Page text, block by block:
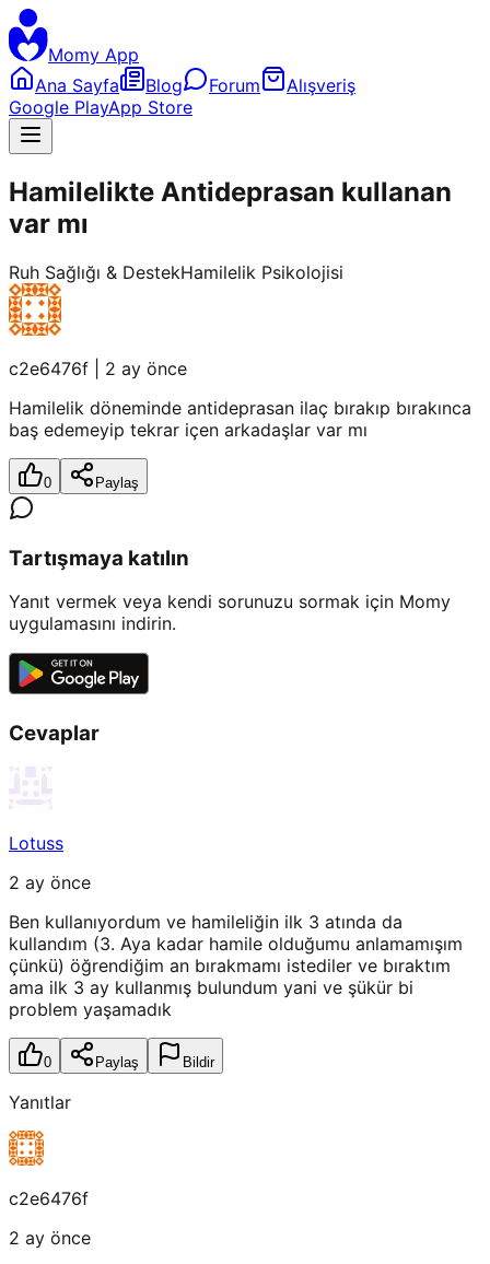
Momy App
Ana Sayfa
Blog Forum
Alışveriş
Google PlayApp Store
Hamilelikte Antideprasan kullanan
var mı
Ruh Sağlığı & DestekHamilelik Psikolojisi
c2e6476f
2 ay önce
Hamilelik döneminde antideprasan ilaç bırakıp bırakınca
baş edemeyip tekrar içen arkadaşlar var mı
0 Paylaş
Tartışmaya katılın
Yanıt vermek veya kendi sorunuzu sormak için Momy
uygulamasını indirin.
Cevaplar
Lotuss
2 ay önce
Ben kullanıyordum ve hamileliğin ilk 3 atında da
kullandım (3. Aya kadar hamile olduğumu anlamamışım
çünkü) öğrendiğim an bırakmamı istediler ve bıraktım
ama ilk 3 ay kullanmış bulundum yani ve şükür bi
problem yaşamadık
0 Paylaş Bildir
Yanıtlar
c2e6476f
2 ay önce